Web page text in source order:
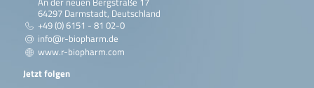
64297 Darmstadt, Deutschland
+49 (0) 6151 - 81 02-0
info@r-biopharm.de
www.r-biopharm.com
Jetzt folgen